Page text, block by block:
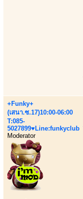
+Funky+
(เสนา.ซ.17)10:00-06:00
T:085-
5027899♥Line:funkyclub
Moderator